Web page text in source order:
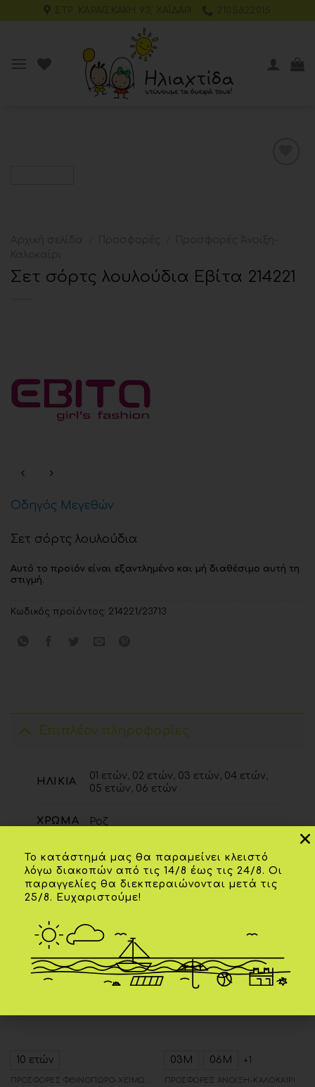
Σετ σόρτς λουλούδια Εβίτα 214221
Οδηγός Μεγεθών
Σετ σόρτς λουλούδια
Αυτό το προϊόν είναι εξαντλημένο και μή διαθέσιμο αυτή τη
στιγμή.
Κωδικός προϊόντος: 214221/23713
Επιπλέον πληροφορίες
ΗΛΙΚΊΑ 01 ετών 02 ετών 03 ετών 04 ετών
05 ετών 06 ετών
ΧΡΏΜΑ Ροζ
ΣΧΕΤΙΚΆ ΠΡΟΪΌΝΤΑ
-20%
Add to
wishlist
10 ετών 03Μ 06Μ +1
ΠΡΟΣΦΟΡΈΣ ΆΝΟΙΞΗ-ΚΑΛΟΚΑΊΡΙ
Το κατάστημά μας θα παραμείνει κλειστό
λόγω διακοπών από τις 14/8 έως τις 24/8. Οι
παραγγελίες θα διεκπεραιώνονται μετά τις
25/8. Ευχαριστούμε!